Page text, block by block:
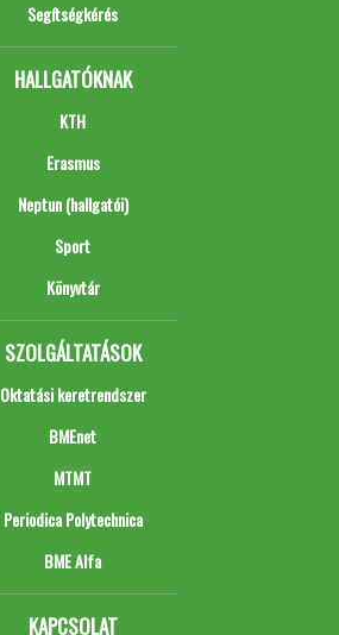
Segítségkérés
HALLGATÓKNAK
KTH
Erasmus
Neptun (hallgatói)
Sport
Könyvtár
SZOLGÁLTATÁSOK
Oktatási keretrendszer
BMEnet
MTMT
Periodica Polytechnica
BME Alfa
KAPCSOLAT